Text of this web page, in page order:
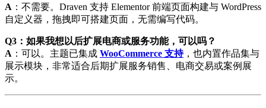
A ：不需要。Draven 支持 Elementor 前端页面构建与 WordPress
自定义器，拖拽即可搭建页面，无需编写代码。
Q3：如果我想以后扩展电商或服务功能，可以吗？
A ：可以。主题已集成 WooCommerce 支持，也内置作品集与
展示模块，非常适合后期扩展服务销售、电商交易或案例展
示。